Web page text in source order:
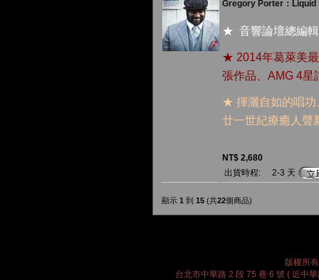
Gregory Porter：
★ 音響論壇總編輯
★ 2014年葛萊美
張作品、AMG 4星
★ 揮灑自如的唱功
廿一世紀療癒人聲
NT$ 2,680
出貨時程:
2-3 天
顯示 1 到 15 (共22個商品)
版權所
台北市中華路 2 段 75 巷 6 號 ( 近中